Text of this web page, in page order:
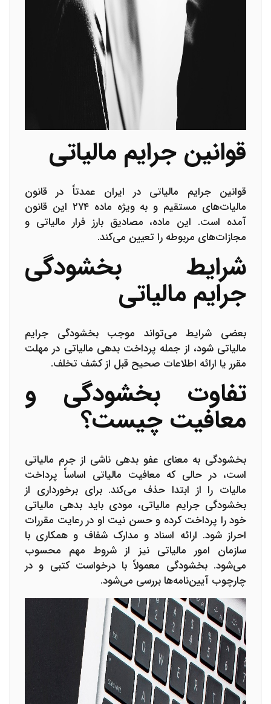
قوانین جرایم مالیاتی
قوانین جرایم مالیاتی در ایران عمدتاً در قانون
مالیات‌های مستقیم و به ویژه ماده ۲۷۴ این قانون
آمده است. این ماده، مصادیق بارز فرار مالیاتی و
مجازات‌های مربوطه را تعیین می‌کند.
شرایط بخشودگی
جرایم مالیاتی
بعضی شرایط می‌تواند موجب بخشودگی جرایم
مالیاتی شود، از جمله پرداخت بدهی مالیاتی در مهلت
مقرر یا ارائه اطلاعات صحیح قبل از کشف تخلف.
تفاوت بخشودگی و
معافیت چیست؟
بخشودگی به معنای عفو بدهی ناشی از جرم مالیاتی
است، در حالی که معافیت مالیاتی اساساً پرداخت
مالیات را از ابتدا حذف می‌کند. برای برخورداری از
بخشودگی جرایم مالیاتی، مودی باید بدهی مالیاتی
خود را پرداخت کرده و حسن نیت او در رعایت مقررات
احراز شود. ارائه اسناد و مدارک شفاف و همکاری با
سازمان امور مالیاتی نیز از شروط مهم محسوب
می‌شود. بخشودگی معمولاً با درخواست کتبی و در
چارچوب آیین‌نامه‌ها بررسی می‌شود.